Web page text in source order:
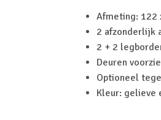
Afmeting: 122
2 afzonderlijk
2 + 2
Deuren
Optioneel
Kleur: gelieve